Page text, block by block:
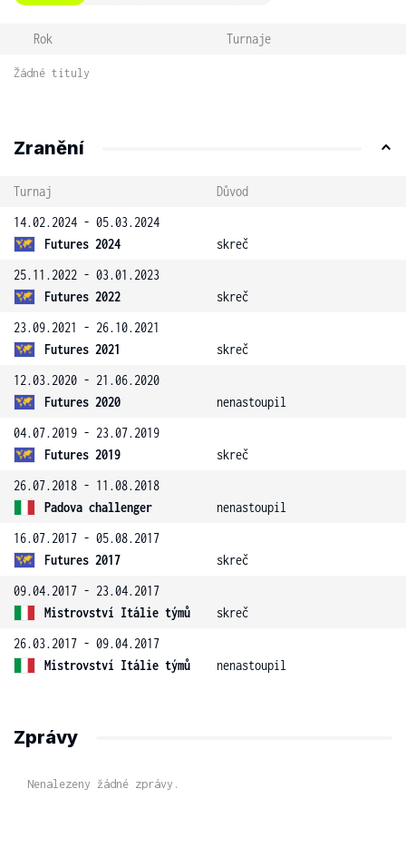
Rok Turnaje
Žádné tituly
Zranění
Turnaj
Důvod
14.02.2024 - 05.03.2024
Futures 2024
skreč
25.11.2022 - 03.01.2023
Futures 2022
skreč
23.09.2021 - 26.10.2021
Futures 2021
skreč
12.03.2020 - 21.06.2020
Futures 2020
nenastoupil
04.07.2019 - 23.07.2019
Futures 2019
skreč
26.07.2018 - 11.08.2018
Padova challenger
nenastoupil
16.07.2017 - 05.08.2017
Futures 2017
skreč
09.04.2017 - 23.04.2017
Mistrovství Itálie týmů
skreč
26.03.2017 - 09.04.2017
Mistrovství Itálie týmů
nenastoupil
Zprávy
Nenalezeny žádné zprávy.